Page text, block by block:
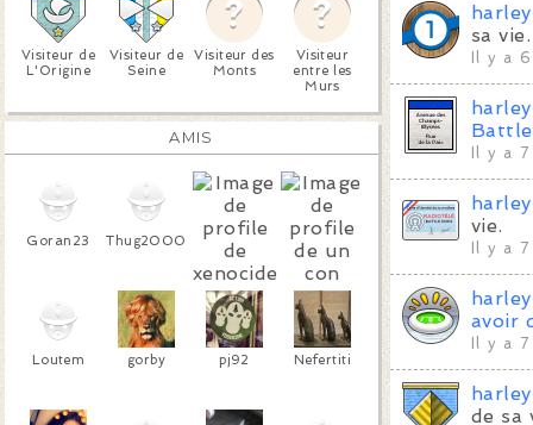
Visiteur de
L'Origine
Visiteur de
Seine
Visiteur des
Monts
Visiteur
entre les
Murs
AMIS
Goran23 Thug2000
xenocide un con
Loutem gorby pj92 Nefertiti
sa vie.
Il y a
Il y a
vie.
Il y a
avoir
Il y a
de sa